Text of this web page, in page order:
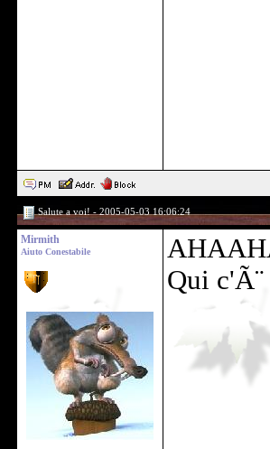
Salute a voi! - 2005-05-03 16:06:24
Mirmith
Aiuto Conestabile
Qui